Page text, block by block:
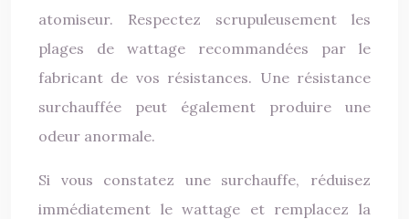
atomiseur. Respectez scrupuleusement les
plages de wattage recommandées par le
fabricant de vos résistances. Une résistance
surchauffée peut également produire une
odeur anormale.
Si vous constatez une surchauffe, réduisez
immédiatement le wattage et remplacez la